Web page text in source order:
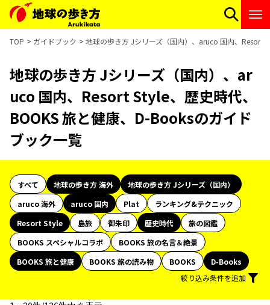
TOP ガイドブック 地球の歩き方 Jシリーズ（国内）、aruco 国内、Resort
地球の歩き方 Jシリーズ（国内）、ar
uco 国内、Resort Style、歴史時代、
BOOKS 旅と健康、D-Booksのガイド
ブック一覧
すべて 地球の歩き方 海外
地球の歩き方 Jシリーズ（国内）
aruco 海外
aruco 国内 Plat
ランキング&テクニック
Resort Style
島旅 御朱印 歴史時代
旅の図鑑
BOOKS スペシャルコラボ
BOOKS 旅の名言＆絶景
BOOKS 旅と健康
BOOKS 旅の読み物 BOOKS
D-Books
絞り込み条件を追加